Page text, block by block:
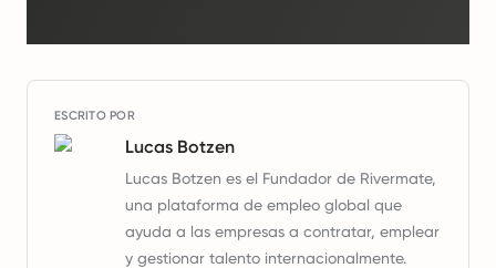
ESCRITO POR
Lucas Botzen
Lucas Botzen es el Fundador de Rivermate,
una plataforma de empleo global que
ayuda a las empresas a contratar, emplear
y gestionar talento internacionalmente.